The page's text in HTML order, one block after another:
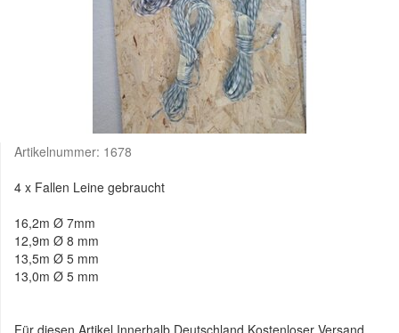
Artikelnummer: 1678
4 x Fallen Leine gebraucht
16,2m Ø 7mm
12,9m Ø 8 mm
13,5m Ø 5 mm
13,0m Ø 5 mm
Für diesen Artikel Innerhalb Deutschland Kostenloser Versand